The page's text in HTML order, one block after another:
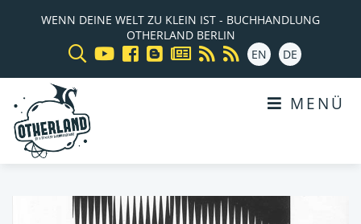
WENN DEINE WELT ZU KLEIN IST - BUCHHANDLUNG
OTHERLAND BERLIN
EN
DE
MENÜ